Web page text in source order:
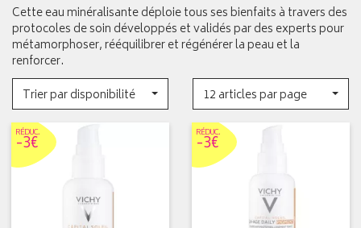
Cette eau minéralisante déploie tous ses bienfaits à travers des
protocoles de soin développés et validés par des experts pour
métamorphoser, rééquilibrer et régénérer la peau et la
renforcer.
Trier par disponibilité
12 articles par page
RÉDUC.
-3€ RÉDUC.
-3€